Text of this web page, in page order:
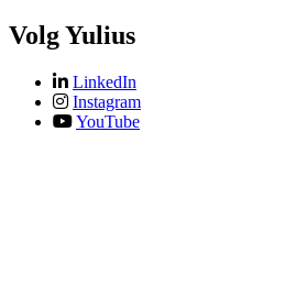
Volg Yulius
LinkedIn
Instagram
YouTube